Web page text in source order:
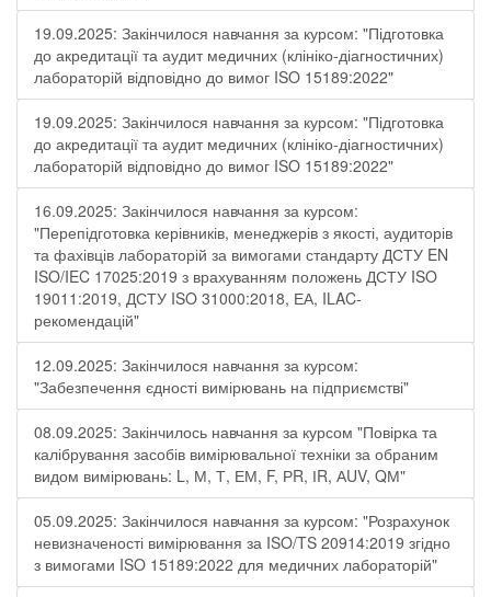
19.09.2025: Закінчилося навчання за курсом: "Підготовка
до акредитації та аудит медичних (клініко-діагностичних)
лабораторій відповідно до вимог ISO 15189:2022"
19.09.2025: Закінчилося навчання за курсом: "Підготовка
до акредитації та аудит медичних (клініко-діагностичних)
лабораторій відповідно до вимог ISO 15189:2022"
16.09.2025: Закінчилося навчання за курсом:
"Перепідготовка керівників, менеджерів з якості, аудиторів
та фахівців лабораторій за вимогами стандарту ДСТУ EN
ISO/IEC 17025:2019 з врахуванням положень ДСТУ ISO
19011:2019, ДСТУ ISO 31000:2018, ЕА, ILAC-
рекомендацій"
12.09.2025: Закінчилося навчання за курсом:
"Забезпечення єдності вимірювань на підприємстві"
08.09.2025: Закінчилось навчання за курсом "Повірка та
калібрування засобів вимірювальної техніки за обраним
видом вимірювань: L, М, Т, ЕМ, F, РR, ІR, АUV, QМ"
05.09.2025: Закінчилося навчання за курсом: "Розрахунок
невизначеності вимірювання за ISO/TS 20914:2019 згідно
з вимогами ISO 15189:2022 для медичних лабораторій"